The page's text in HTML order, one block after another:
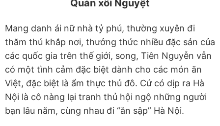
Quán xôi Nguyệt
Mang danh ái nữ nhà tỷ phú, thường xuyên đi
thăm thú khắp nơi, thưởng thức nhiều đặc sản của
các quốc gia trên thế giới, song, Tiên Nguyễn vẫn
có một tình cảm đặc biệt dành cho các món ăn
Việt, đặc biệt là ẩm thực thủ đô. Cứ có dịp ra Hà
Nội là cô nàng lại tranh thủ hội ngộ những người
bạn lâu năm, cùng nhau đi “ăn sập” Hà Nội.